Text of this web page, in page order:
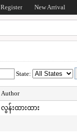
Register New Arrival
State:
Author
လွန်းထားထား